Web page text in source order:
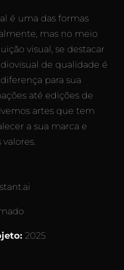
é uma das formas
mas no meio
visual, se destacar
de qualidade é
para sua
até edições de
artes que tem
a sua marca e
2025